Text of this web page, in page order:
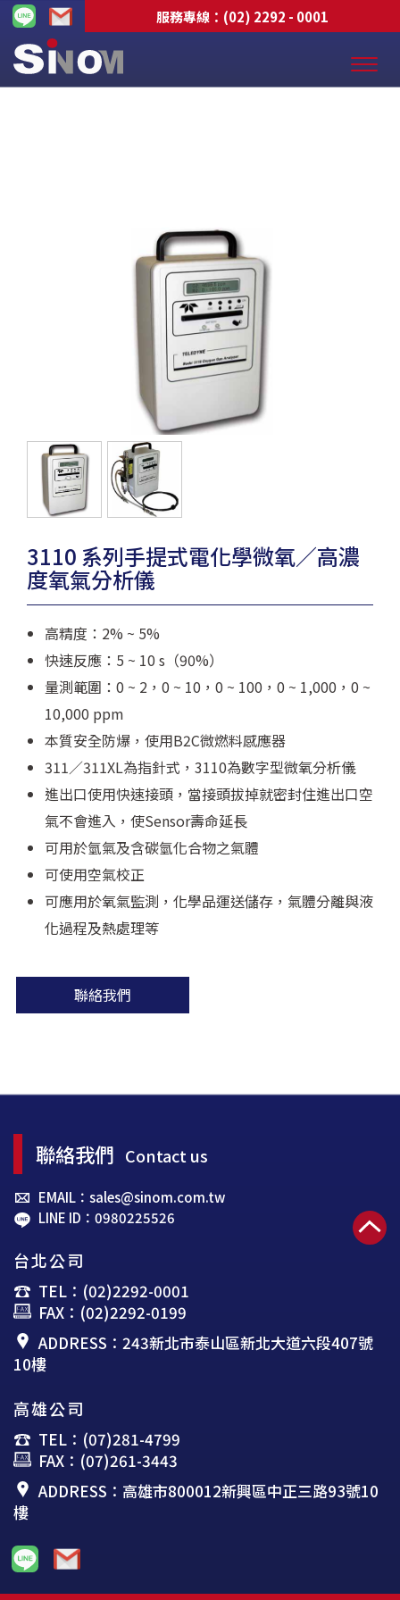
服務專線： (02) 2292 - 0001
3110 系列手提式電化學微氧／高濃
度氧氣分析儀
高精度：2% ~ 5%
快速反應：5 ~ 10 s（90%）
量測範圍：0 ~ 2，0 ~ 10，0 ~ 100，0 ~ 1,000，0 ~
10,000 ppm
本質安全防爆，使用B2C微燃料感應器
311／311XL為指針式，3110為數字型微氧分析儀
進出口使用快速接頭，當接頭拔掉就密封住進出口空
氣不會進入，使Sensor壽命延長
可用於氫氣及含碳氫化合物之氣體
可使用空氣校正
可應用於氧氣監測，化學品運送儲存，氣體分離與液
化過程及熱處理等
聯絡我們
聯絡我們 Contact us
EMAIL：sales@sinom.com.tw
LINE ID：0980225526
台北公司
TEL：(02)2292-0001
FAX：(02)2292-0199
ADDRESS：243新北市泰山區新北大道六段407號
10樓
高雄公司
TEL：(07)281-4799
FAX：(07)261-3443
ADDRESS：高雄市800012新興區中正三路93號10
樓